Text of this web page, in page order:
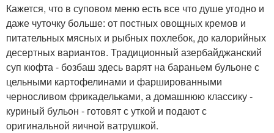
Кажется, что в суповом меню есть все что душе угодно и
даже чуточку больше: от постных овощных кремов и
питательных мясных и рыбных похлебок, до калорийных
десертных вариантов. Традиционный азербайджанский
суп кюфта - бозбаш здесь варят на бараньем бульоне с
цельными картофелинами и фаршированными
черносливом фрикадельками, а домашнюю классику -
куриный бульон - готовят с уткой и подают с
оригинальной яичной ватрушкой.